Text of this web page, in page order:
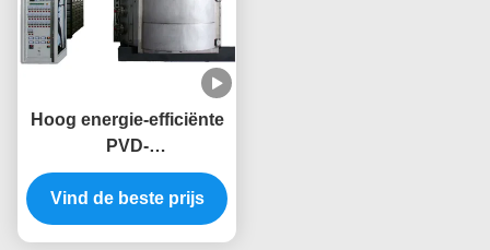
Hoog energie-efficiënte
PVD-
metaalcoatingsmachine
voor keukensink, kraan
Vind de beste prijs